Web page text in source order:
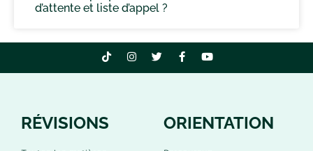
d’attente et liste d’appel ?
RÉVISIONS ORIENTATION